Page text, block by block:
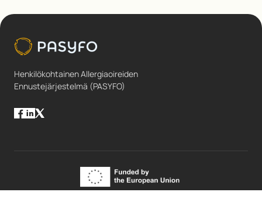
Henkilökohtainen Allergiaoireiden
Ennustejärjestelmä (PASYFO)